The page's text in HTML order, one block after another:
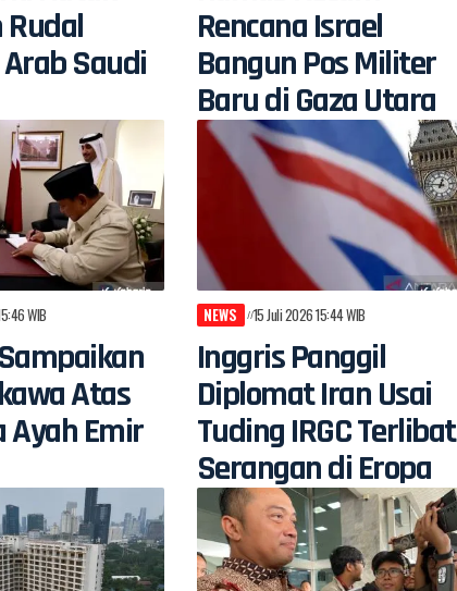
Saudi
Rencana Israel
Bangun Pos Militer
Baru di Gaza Utara
WIB
Atas
Emir
NEWS 15 Juli 2026 15:44 WIB
Inggris Panggil
Diplomat Iran Usai
Tuding IRGC Terlibat
Serangan di Eropa